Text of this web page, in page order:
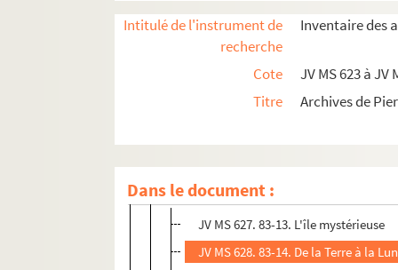
Intitulé de l'instrument de
recherche
Inventaire des
Cote
JV MS 623 à JV
Titre
Archives de
Dans le document :
Archives de Piero Gondolo della Riva
JV MS 623 à 626. Bibliothèque
JV MS 627 à 653. Reproductions de
JV MS 627. 83-13. L'île mystérieuse
JV MS 628. 83-14. De la Terre à la